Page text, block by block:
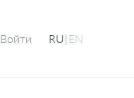
Войти RU| EN